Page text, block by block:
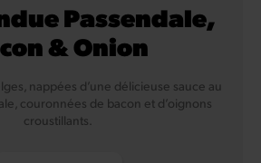
Passendale,
& Onion
nappées d’une délicieuse sauce au
couronnées de bacon et d’oignons
croustillants.